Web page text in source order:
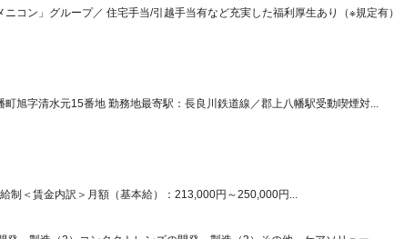
コン」グループ／ 住宅手当/引越手当有など充実した福利厚生あり（※規定有）
旭字清水元15番地 勤務地最寄駅：長良川鉄道線／郡上八幡駅受動喫煙対...
制＜賃金内訳＞月額（基本給）：213,000円～250,000円...